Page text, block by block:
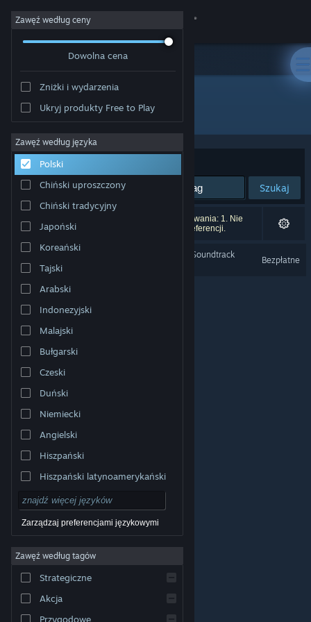
Zaloguj się
Społeczność
Informacje
Wsparcie
Zmień język
Pobierz aplikację mobilną Steam
Wersja przeglądarkowa
© Valve Corporation. Wszelkie prawa zastrzeżone.
właścicieli w Stanach Zjednoczonych i innych krajach.
dostępu
Umowa użytkownika Steam
pieniędzy |Ciasteczka
Zawęź według ceny
Dowolna cena
Zniżki i wydarzenia
Ukryj produkty Free to Play
Zawęź według języka
Polski
Chiński uproszczony
Chiński tradycyjny
Japoński
Koreański
Tajski
Arabski
Indonezyjski
Malajski
Bułgarski
Czeski
Duński
Niemiecki
Angielski
Hiszpański
Hiszpański latynoamerykański
Zarządzaj preferencjami językowymi
Zawęź według tagów
Strategiczne
Akcja
Przygodowe
Producent: Redact Games
Sortuj według:
Szukaj
Liczba wyników pasujących do twojego wyszukiwania: 1. Nie
uwzględniono 2 tytułów na podstawie twoich preferencji.
Dread X Collection Year 1 Soundtrack
Bezpłatne